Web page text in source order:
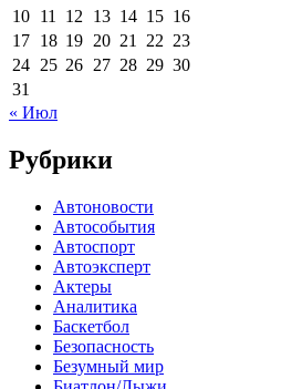
10 11 12 13 14 15 16
17 18 19 20 21 22 23
24 25 26 27 28 29 30
31
« Июл
Рубрики
Автоновости
Автособытия
Автоспорт
Автоэксперт
Актеры
Аналитика
Баскетбол
Безопасность
Безумный мир